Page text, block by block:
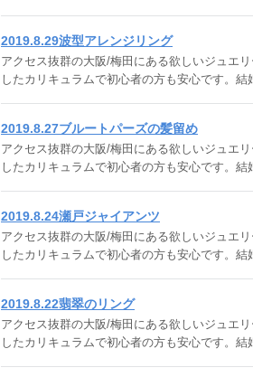
2019.8.29波型アレンジリング
アクセス抜群の大阪/梅田にある欲しいジュエ
したカリキュラムで初心者の方も安心です。
2019.8.27ブルートパーズの髪留め
アクセス抜群の大阪/梅田にある欲しいジュエ
したカリキュラムで初心者の方も安心です。
2019.8.24瀬戸ジャイアンツ
アクセス抜群の大阪/梅田にある欲しいジュエ
したカリキュラムで初心者の方も安心です。
2019.8.22翡翠のリング
アクセス抜群の大阪/梅田にある欲しいジュエ
したカリキュラムで初心者の方も安心です。